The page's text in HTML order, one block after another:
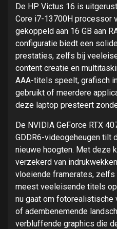
De HP Victus 16 is
Core i7-13700H processor
gekoppeld aan 16 GB aan
configuratie biedt een
prestaties, zelfs bij
content creatie en
AAA-titels speelt, grafisch
gebruikt of meerdere
deze laptop presteert
De NVIDIA GeForce RTX
GDDR6-videogeheugen tilt
nieuwe hoogten. Met deze
verzekerd van
vloeiende framerates, zelfs
meest veeleisende titels
nu gaat om
of adembenemende
verbluffende graphics die